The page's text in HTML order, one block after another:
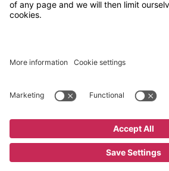
9 695 kr